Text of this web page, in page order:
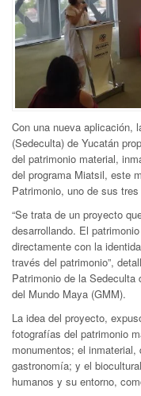
Con una nueva aplicación,
(Sedeculta) de Yucatán
del patrimonio material,
del programa Miatsil, este
Patrimonio, uno de sus
“Se trata de un proyecto
desarrollando. El
directamente con la
través del patrimonio”,
Patrimonio de la Sedeculta
del Mundo Maya (GMM).
La idea del proyecto,
fotografías del patrimonio
monumentos; el
gastronomía; y el
humanos y su entorno,